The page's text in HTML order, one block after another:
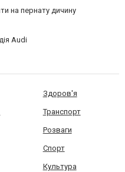
на пернату дичину
Audi
Здоров'я
Транспорт
Розваги
Спорт
Культура